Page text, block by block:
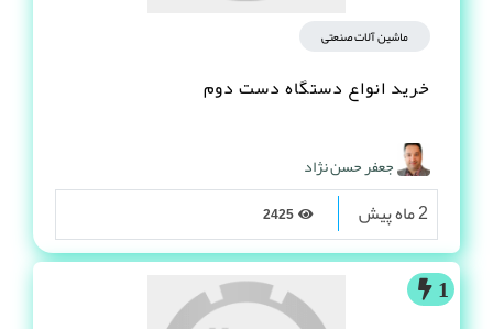
ماشین آلات صنعتی
خرید انواع دستگاه دست دوم
جعفر حسن نژاد
2 ماه پیش
1